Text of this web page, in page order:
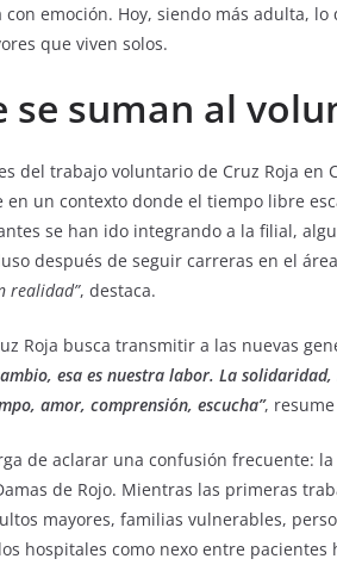
con emoción. Hoy, siendo más adulta,
que viven solos.
se suman al
del trabajo voluntario de Cruz Roja en
en un contexto donde el tiempo libre
se han ido integrando a la filial,
después de seguir carreras en el
realidad”, destaca.
Roja busca transmitir a las nuevas
esa es nuestra labor. La
amor, comprensión, escucha”,
de aclarar una confusión frecuente:
de Rojo. Mientras las primeras
mayores, familias vulnerables,
hospitales como nexo entre